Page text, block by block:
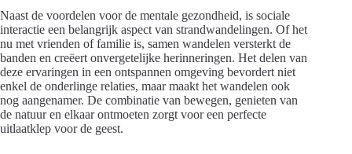
Naast de voordelen voor de mentale gezondheid, is sociale
interactie een belangrijk aspect van strandwandelingen. Of het
nu met vrienden of familie is, samen wandelen versterkt de
banden en creëert onvergetelijke herinneringen. Het delen van
deze ervaringen in een ontspannen omgeving bevordert niet
enkel de onderlinge relaties, maar maakt het wandelen ook
nog aangenamer. De combinatie van bewegen, genieten van
de natuur en elkaar ontmoeten zorgt voor een perfecte
uitlaatklep voor de geest.